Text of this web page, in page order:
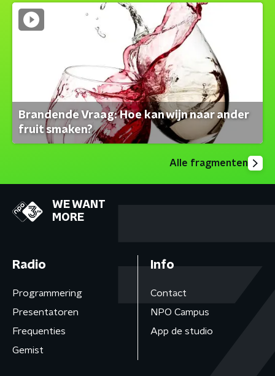
Brandende Vraag: Hoe kan wijn naar ander
fruit smaken?
Alle fragmenten
WE WANT
MORE
Radio
Programmering
Presentatoren
Frequenties
Gemist
Info
Contact
NPO Campus
App de studio